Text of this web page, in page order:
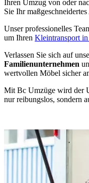
Ihren Umzug von oder
Sie Ihr
Unser professionelles
um Ihren Kleintransport
Verlassen Sie sich auf
Familienunternehmen
wertvollen Möbel sicher
Mit Bc Umzüge wird der
nur reibungslos, sondern